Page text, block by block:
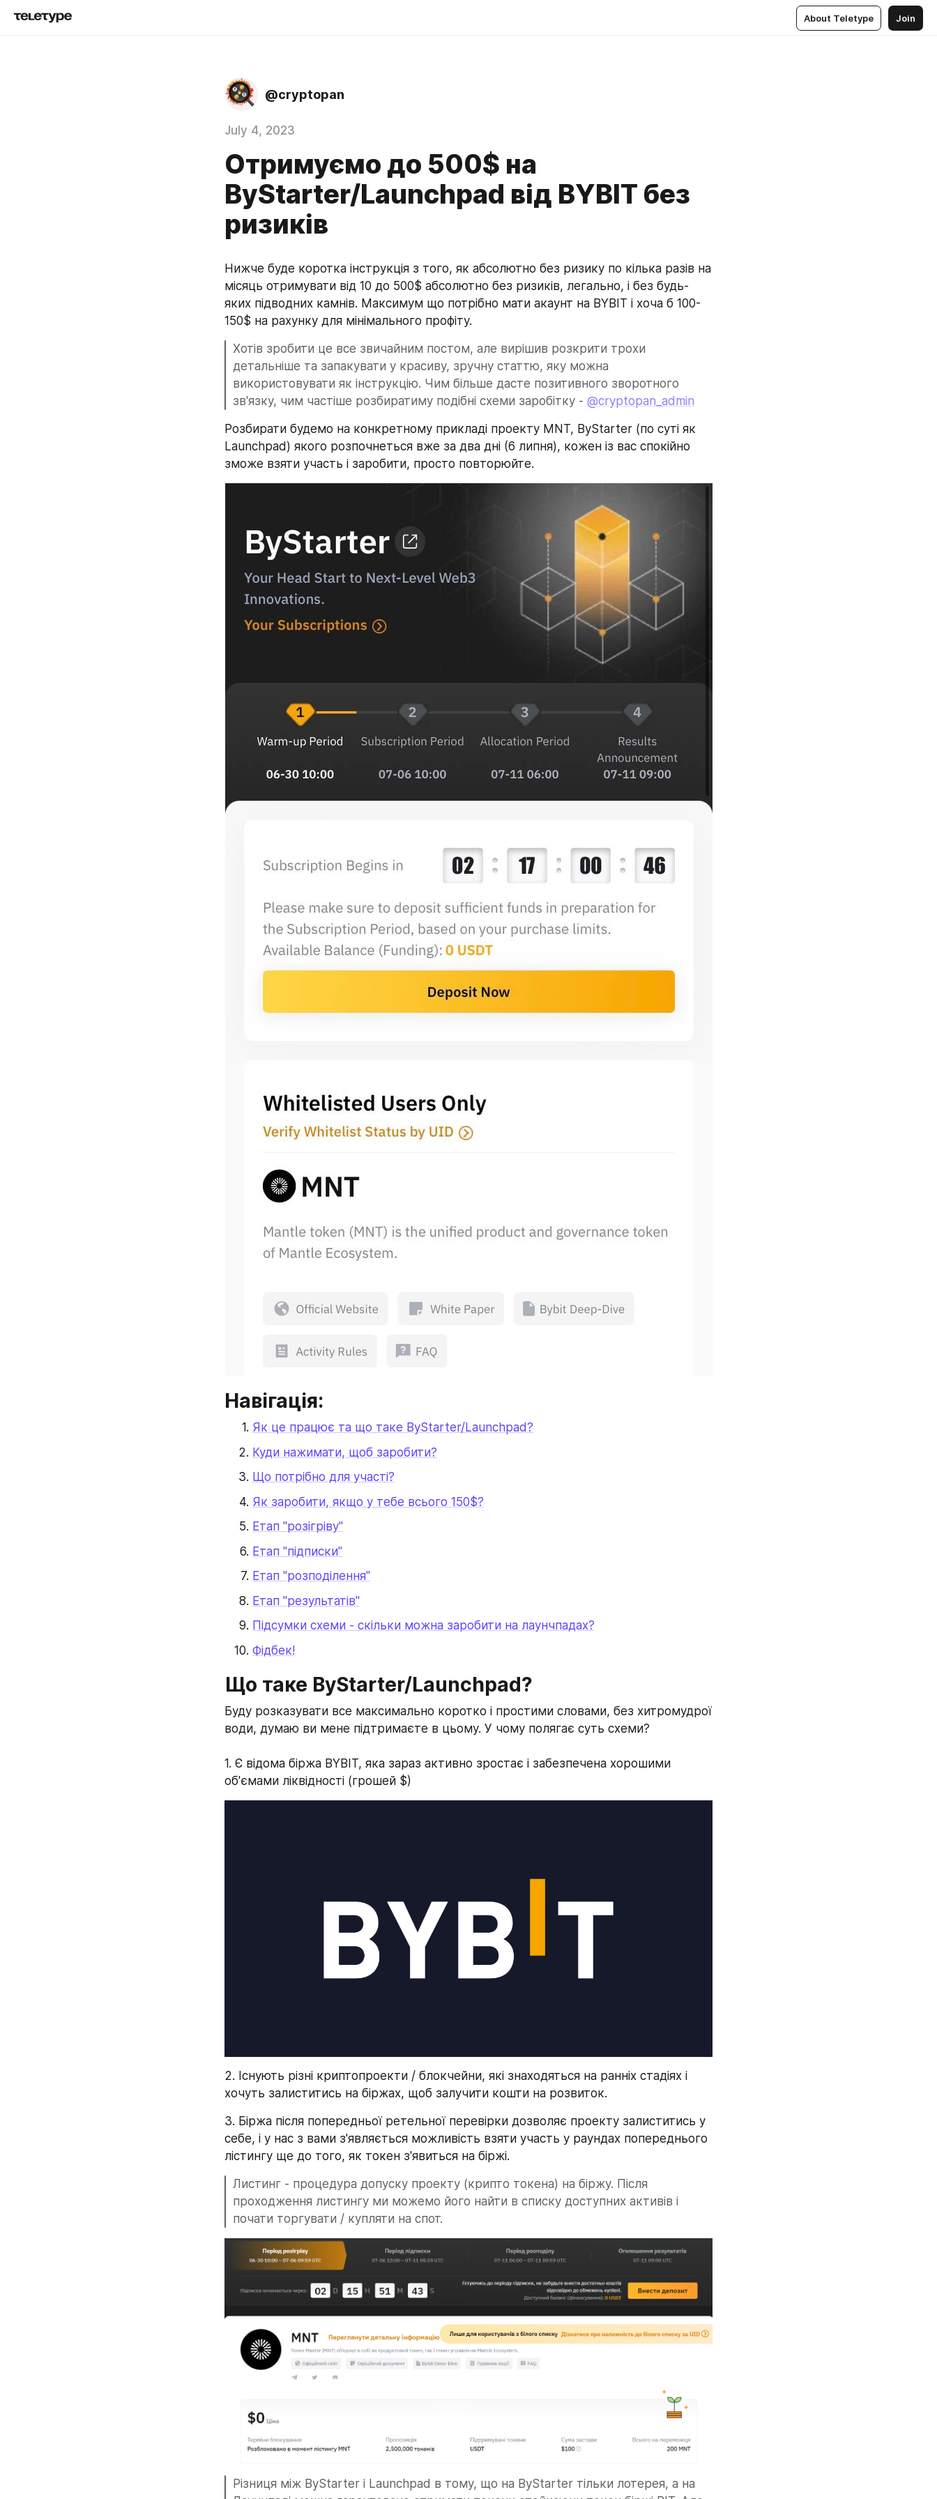
About Teletype Join
@cryptopan
July 4, 2023
Отримуємо до 500$ на
ByStarter/Launchpad від BYBIT без
ризиків
Нижче буде коротка інструкція з того, як абсолютно без ризику по кілька разів на
місяць отримувати від 10 до 500$ абсолютно без ризиків, легально, і без будь-
яких підводних камнів. Максимум що потрібно мати акаунт на BYBIT і хоча б 100-
150$ на рахунку для мінімального профіту.
Хотів зробити це все звичайним постом, але вирішив розкрити трохи
детальніше та запакувати у красиву, зручну статтю, яку можна
використовувати як інструкцію. Чим більше дасте позитивного зворотного
зв'язку, чим частіше розбиратиму подібні схеми заробітку - @cryptopan_admin
Розбирати будемо на конкретному прикладі проекту MNT, ByStarter (по суті як
Launchpad) якого розпочнеться вже за два дні (6 липня), кожен із вас спокійно
зможе взяти участь і заробити, просто повторюйте.
Навігація:
Як це працює та що таке ByStarter/Launchpad?
Куди нажимати, щоб заробити?
Що потрібно для участі?
Як заробити, якщо у тебе всього 150$?
Етап "розігріву"
Етап "підписки"
Етап "розподілення"
Етап "результатів"
Підсумки схеми - скільки можна заробити на лаунчпадах?
Фідбек!
Що таке ByStarter/Launchpad?
Буду розказувати все максимально коротко і простими словами, без хитромудрої
води, думаю ви мене підтримаєте в цьому. У чому полягає суть схеми?
1. Є відома біржа BYBIT, яка зараз активно зростає і забезпечена хорошими
об'ємами ліквідності (грошей $)
2. Існують різні криптопроекти / блокчейни, які знаходяться на ранніх стадіях і
хочуть залиститись на біржах, щоб залучити кошти на розвиток.
3. Біржа після попередньої ретельної перевірки дозволяє проекту залиститись у
себе, і у нас з вами з'являється можливість взяти участь у раундах попереднього
лістингу ще до того, як токен з'явиться на біржі.
Листинг - процедура допуску проекту (крипто токена) на біржу. Після
проходження листингу ми можемо його найти в списку доступних активів і
почати торгувати / купляти на спот.
Різниця між ByStarter і Launchpad в тому, що на ByStarter тільки лотерея, а на